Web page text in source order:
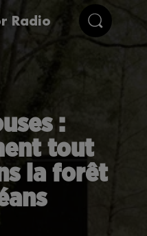
Radio
:
tout
la forêt